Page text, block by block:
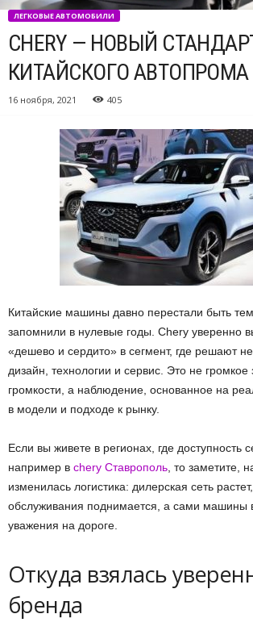
ЛЕГКОВЫЕ АВТОМОБИЛИ
CHERY — НОВЫЙ
КИТАЙСКОГО АВТОПРОМА
16 ноября, 2021 405
Китайские машины давно перестали быть
запомнили в нулевые годы. Chery уверенно
«дешево и сердито» в сегмент, где решают
дизайн, технологии и сервис. Это не громкое
громкости, а наблюдение, основанное на
в модели и подходе к рынку.
Если вы живете в регионах, где доступность
например в chery Ставрополь, то заметите,
изменилась логистика: дилерская сеть
обслуживания поднимается, а сами машины
уважения на дороге.
Откуда взялась
бренда